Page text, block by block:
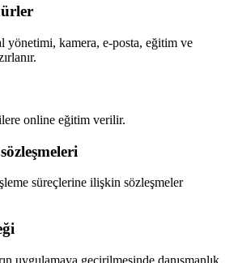
yönetimi, kamera, e-posta, eğitim ve
online eğitim verilir.
süreçlerine ilişkin sözleşmeler
uygulamaya geçirilmesinde danışmanlık